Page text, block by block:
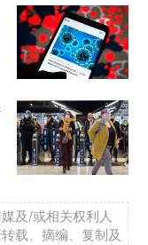
及/或相关权利人
载、摘编、复制及